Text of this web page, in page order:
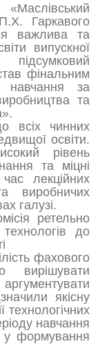
Гаркавого
важлива та
випускної
фінальним
навчання за
та
всіх чинних
освіти.
рівень
та міцні
лекційних
виробничих
галузі.
ретельно
до
фахового
вирішувати
якісну
технологічних
навчання
у формування